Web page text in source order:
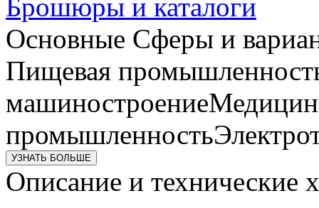
Брошюры и каталоги
Основные Сферы и
Пищевая
машиностроение
промышленность
УЗНАТЬ БОЛЬШЕ
Описание и технические